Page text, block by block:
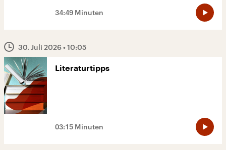
34:49 Minuten
30. Juli 2026• 10:05
Literaturtipps
03:15 Minuten